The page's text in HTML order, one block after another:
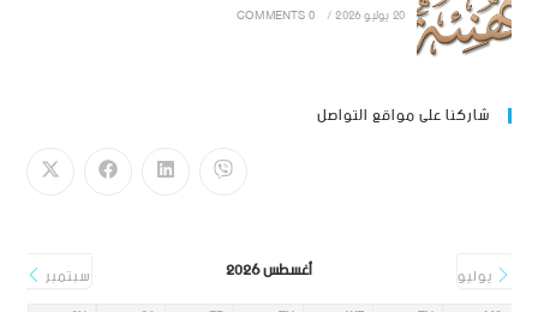
20 يوليو 2026 /
0 COMMENTS
شاركنا على مواقع التواصل
يوليو أغسطس 2026 سبتمبر